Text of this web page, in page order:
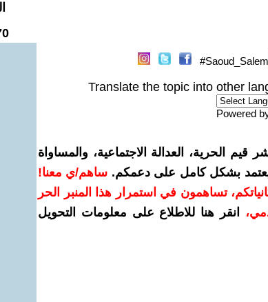
Saoud_Salem#
Translate the topic into other
Powered
الحرية، العدالة الاجتماعية، والمساواة
يعتمد بشكل كامل على دعمكم. ساهم/ي معنا!
إمكانياتكم، تساهمون في استمرار هذا المنبر الحر
،
انقر هنا للاطلاع على معلومات التحويل